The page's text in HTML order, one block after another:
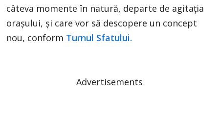
câteva momente în natură, departe de agitația
orașului, și care vor să descopere un concept
nou, conform Turnul Sfatului.
Advertisements